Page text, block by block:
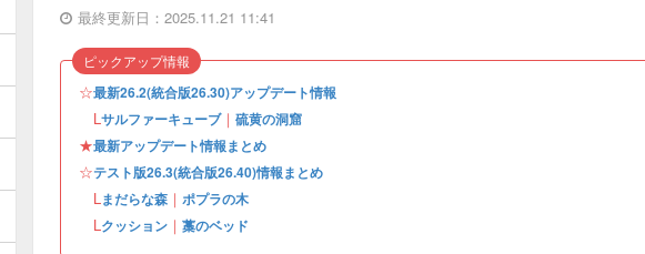
最終更新日：2025.11.21 11:41
☆最新26.2(統合版26.30)アップデート情報
Lサルファーキューブ｜ 硫黄の洞窟
★最新アップデート情報まとめ
☆テスト版26.3(統合版26.40)情報まとめ
Lまだらな森 ｜ ポプラの木
Lクッション ｜ 藁のベッド
ピックアップ情報